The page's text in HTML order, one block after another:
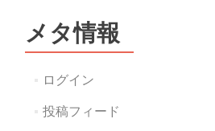
メタ情報
ログイン
投稿フィード